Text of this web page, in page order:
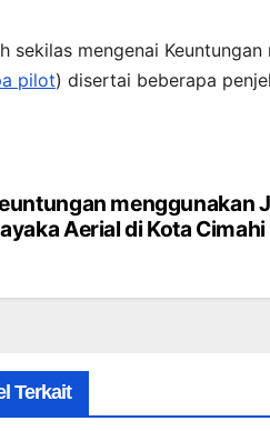
sekilas mengenai
pilot) disertai beberapa
menggunakan
Aerial di Kota Cimahi
Terkait